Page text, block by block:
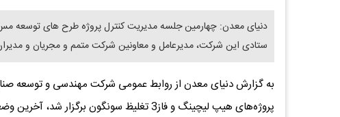
دنیای معدن: چهارمین جلسه مدیریت کنترل پروژه طرح های توسعه
ستادی این شرکت، مدیرعامل و معاونین شرکت متمم و مجریان و
به گزارش دنیای معدن از روابط عمومی شرکت مهندسی و توسعه
پروژه‌های هیپ لیچینگ و فاز3 تغلیظ سونگون